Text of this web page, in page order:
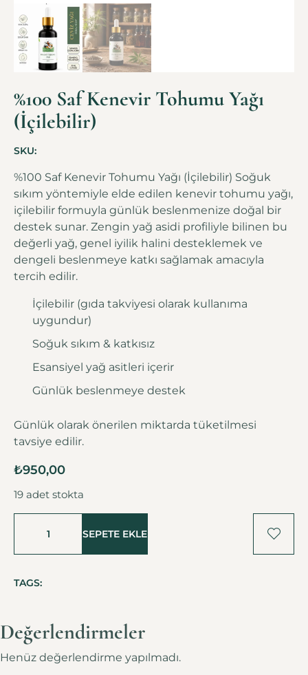
%100 Saf Kenevir Tohumu Yağı
(İçilebilir)
SKU:
%100 Saf Kenevir Tohumu Yağı (İçilebilir) Soğuk
sıkım yöntemiyle elde edilen kenevir tohumu yağı,
içilebilir formuyla günlük beslenmenize doğal bir
destek sunar. Zengin yağ asidi profiliyle bilinen bu
değerli yağ, genel iyilik halini desteklemek ve
dengeli beslenmeye katkı sağlamak amacıyla
tercih edilir.
İçilebilir (gıda takviyesi olarak kullanıma
uygundur)
Soğuk sıkım & katkısız
Esansiyel yağ asitleri içerir
Günlük beslenmeye destek
Günlük olarak önerilen miktarda tüketilmesi
tavsiye edilir.
₺950,00
19 adet stokta
SEPETE EKLE
TAGS:
Değerlendirmeler
Henüz değerlendirme yapılmadı.